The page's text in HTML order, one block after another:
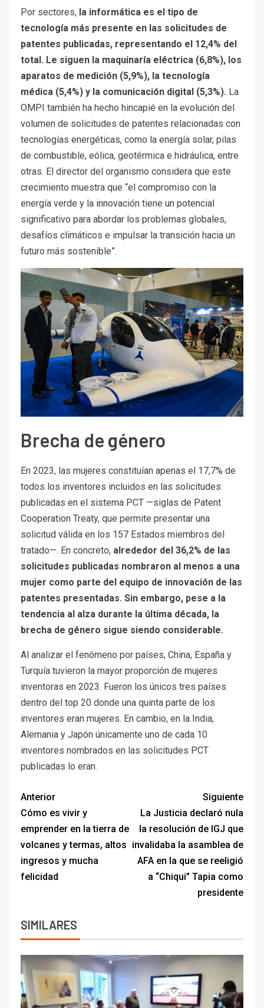
Por sectores, la informática es el tipo de
tecnología más presente en las solicitudes de
patentes publicadas, representando el 12,4% del
total. Le siguen la maquinaría eléctrica (6,8%), los
aparatos de medición (5,9%), la tecnología
médica (5,4%) y la comunicación digital (5,3%). La
OMPI también ha hecho hincapié en la evolución del
volumen de solicitudes de patentes relacionadas con
tecnologías energéticas, como la energía solar, pilas
de combustible, eólica, geotérmica e hidráulica, entre
otras. El director del organismo considera que este
crecimiento muestra que “el compromiso con la
energía verde y la innovación tiene un potencial
significativo para abordar los problemas globales,
desafíos climáticos e impulsar la transición hacia un
futuro más sostenible”.
Brecha de género
En 2023, las mujeres constituían apenas el 17,7% de
todos los inventores incluidos en las solicitudes
publicadas en el sistema PCT —siglas de Patent
Cooperation Treaty, que permite presentar una
solicitud válida en los 157 Estados miembros del
tratado—. En concreto, alrededor del 36,2% de las
solicitudes publicadas nombraron al menos a una
mujer como parte del equipo de innovación de las
patentes presentadas. Sin embargo, pese a la
tendencia al alza durante la última década, la
brecha de género sigue siendo considerable.
Al analizar el fenómeno por países, China, España y
Turquía tuvieron la mayor proporción de mujeres
inventoras en 2023. Fueron los únicos tres países
dentro del top 20 donde una quinta parte de los
inventores eran mujeres. En cambio, en la India,
Alemania y Japón únicamente uno de cada 10
inventores nombrados en las solicitudes PCT
publicadas lo eran.
Anterior
Cómo es vivir y
emprender en la tierra de
volcanes y termas, altos
ingresos y mucha
felicidad
Siguiente
La Justicia declaró nula
la resolución de IGJ que
invalidaba la asamblea de
AFA en la que se reeligió
a “Chiqui” Tapia como
presidente
SIMILARES